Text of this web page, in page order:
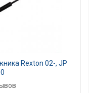
Rexton 02-, JP